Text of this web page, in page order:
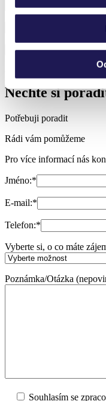
Nevíte si rady?
Nechte si
Potřebuji poradit
Rádi vám pomůžeme
Pro více informací nás
Jméno:*
E-mail:*
Telefon:*
Vyberte si, o co máte
Poznámka/Otázka
Souhlasím se